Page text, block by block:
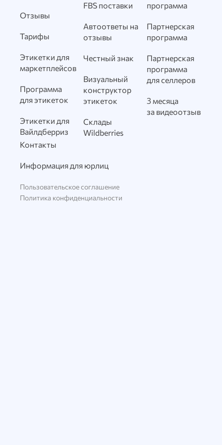
Отзывы
Тарифы
Этикетки для
маркетплейсов
Программа
для этикеток
Этикетки для
Вайлдберриз
FBS поставки
Автоответы на
отзывы
Честный знак
Визуальный
конструктор
этикеток
Склады
Wildberries
программа
Партнерская
программа
Партнерская
программа
для селлеров
3 месяца
за видеоотзыв
Контакты
Информация для юрлиц
Пользовательское соглашение
Политика конфиденциальности